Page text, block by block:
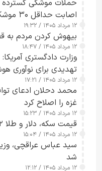
حملات موشکی گسترده
اصابت حداقل ۳۰ موشک بالستیک+ ویدیو
۱۲ مرداد ۱۴۰۵ / ۱۹:۳۲
بیهوش کردن مردم به
۱۲ مرداد ۱۴۰۵ / ۱۸:۴۷
تهدیدی برای
۱۲ مرداد ۱۴۰۵ / ۱۷:۲۱
محمد دحلان ادعای
غزه را اصلاح کرد
۱۲ مرداد ۱۴۰۵ / ۱۵:۲۳
قیمت سکه، دلار و طلا ۱۲ مرداد+ جدول
۱۲ مرداد ۱۴۰۵ / ۱۵:۰۴
سید عباس عراقچی،
شد
۱۲ مرداد ۱۴۰۵ / ۱۲:۱۲